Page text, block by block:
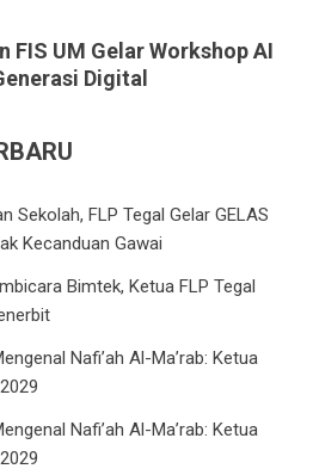
FIS UM Gelar Workshop AI
Digital
Sekolah, FLP Tegal Gelar GELAS
Kecanduan Gawai
Bimtek, Ketua FLP Tegal
Nafi’ah Al-Ma’rab: Ketua
Nafi’ah Al-Ma’rab: Ketua